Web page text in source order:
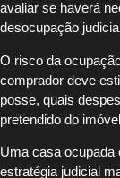
avaliar se haverá
desocupação
O risco da
comprador deve
posse, quais
pretendido do
Uma casa ocupada
estratégia judicial